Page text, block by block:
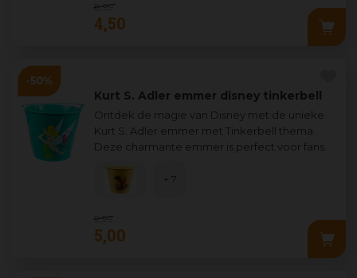
8 99
4,50
Kurt S. Adler emmer disney tinkerbell
Ontdek de magie van Disney met de unieke
Kurt S. Adler emmer met Tinkerbell thema.
Deze charmante emmer is perfect voor fans
9 99
5,00
+ 7